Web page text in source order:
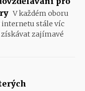
V každém oboru
stále víc
zajímavé